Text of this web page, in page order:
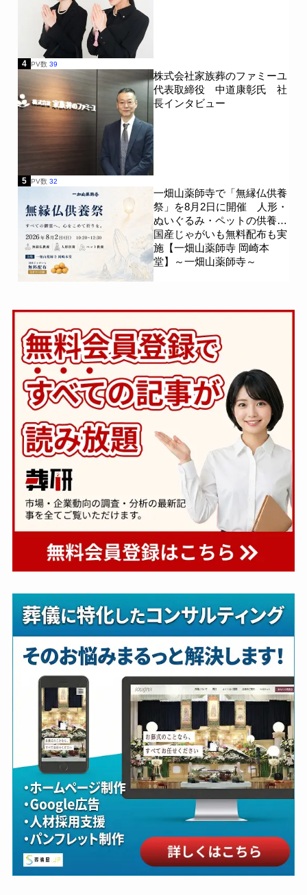
4 PV数 39
株式会社家族葬のファミーユ
代表取締役 中道康彰氏 社
長インタビュー
5 PV数 32
一畑山薬師寺で「無縁仏供養
祭」を8月2日に開催 人形・
ぬいぐるみ・ペットの供養、
国産じゃがいも無料配布も実
施【一畑山薬師寺 岡崎本
堂】～一畑山薬師寺～